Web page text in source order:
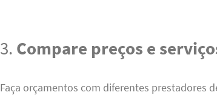
3. Compare preços e
Faça orçamentos com diferentes prestadores